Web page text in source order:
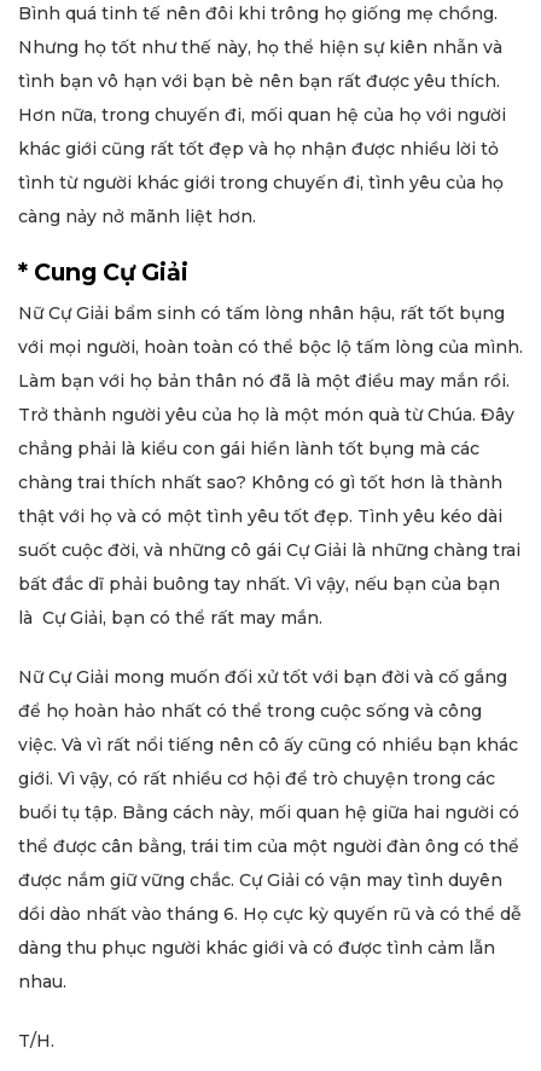
Bình quá tinh tế nên đôi khi trông họ giống mẹ chồng.
Nhưng họ tốt như thế này, họ thể hiện sự kiên nhẫn và
tình bạn vô hạn với bạn bè nên bạn rất được yêu thích.
Hơn nữa, trong chuyến đi, mối quan hệ của họ với người
khác giới cũng rất tốt đẹp và họ nhận được nhiều lời tỏ
tình từ người khác giới trong chuyến đi, tình yêu của họ
càng nảy nở mãnh liệt hơn.
* Cung Cự Giải
Nữ Cự Giải bẩm sinh có tấm lòng nhân hậu, rất tốt bụng
với mọi người, hoàn toàn có thể bộc lộ tấm lòng của mình.
Làm bạn với họ bản thân nó đã là một điều may mắn rồi.
Trở thành người yêu của họ là một món quà từ Chúa. Đây
chẳng phải là kiểu con gái hiền lành tốt bụng mà các
chàng trai thích nhất sao? Không có gì tốt hơn là thành
thật với họ và có một tình yêu tốt đẹp. Tình yêu kéo dài
suốt cuộc đời, và những cô gái Cự Giải là những chàng trai
bất đắc dĩ phải buông tay nhất. Vì vậy, nếu bạn của bạn
là Cự Giải, bạn có thể rất may mắn.
Nữ Cự Giải mong muốn đối xử tốt với bạn đời và cố gắng
để họ hoàn hảo nhất có thể trong cuộc sống và công
việc. Và vì rất nổi tiếng nên cô ấy cũng có nhiều bạn khác
giới. Vì vậy, có rất nhiều cơ hội để trò chuyện trong các
buổi tụ tập. Bằng cách này, mối quan hệ giữa hai người có
thể được cân bằng, trái tim của một người đàn ông có thể
được nắm giữ vững chắc. Cự Giải có vận may tình duyên
dồi dào nhất vào tháng 6. Họ cực kỳ quyến rũ và có thể dễ
dàng thu phục người khác giới và có được tình cảm lẫn
nhau.
T/H.